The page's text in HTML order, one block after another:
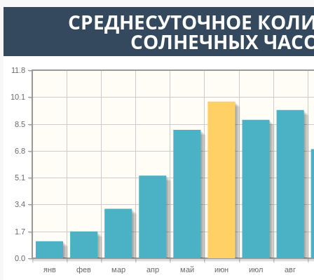
СРЕДНЕСУТОЧНОЕ
СОЛНЕЧНЫХ
янв фев мар апр май июн июл авг
0.0
1.7
3.4
5.1
6.8
8.5
10.1
11.8